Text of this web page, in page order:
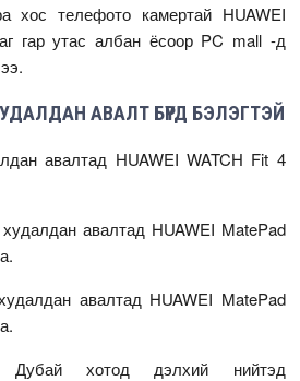
хос телефото камертай HUAWEI
гар утас албан ёсоор PC mall -д
АВАЛТ БҮРД БЭЛЭГТЭЙ
авалтад HUAWEI WATCH Fit 4
авалтад HUAWEI MatePad
авалтад HUAWEI MatePad
Дубай хотод дэлхий нийтэд